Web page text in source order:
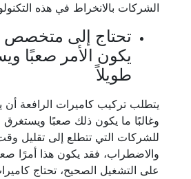
الشركات بالانخراط في هذه
تحتاج إلى متخصص
يكون الأمر صعبًا
طويلاً
يتطلب تركيب كاميرات الرافعة
وغالبًا ما يكون ذلك صعبًا ويستغرق
للشركات التي تتطلع إلى تقليل
والاضطراب، فقد يكون هذا أمرًا
على التشغيل الصحيح، تحتاج